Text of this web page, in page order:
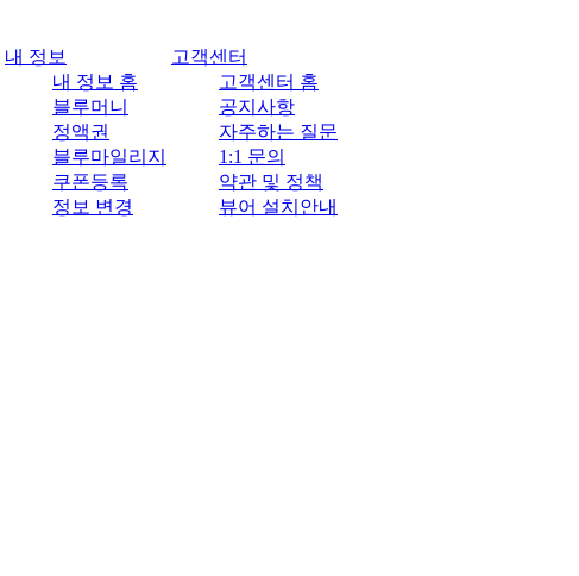
내 정보
내 정보 홈
블루머니
정액권
블루마일리지
쿠폰등록
정보 변경
고객센터
고객센터 홈
공지사항
자주하는 질문
1:1 문의
약관 및 정책
뷰어 설치안내